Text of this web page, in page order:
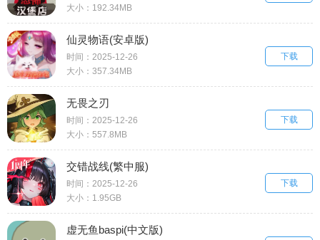
大小：192.34MB
仙灵物语(安卓版)
时间：2025-12-26
大小：357.34MB
下载
无畏之刃
时间：2025-12-26
大小：557.8MB
下载
交错战线(繁中服)
时间：2025-12-26
大小：1.95GB
下载
虚无鱼baspi(中文版)